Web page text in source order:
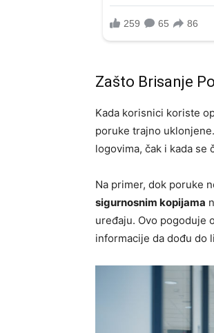
Zašto Brisanje
Kada korisnici koriste
poruke trajno
logovima, čak i kada se
Na primer, dok poruke
sigurnosnim kopijama
uređaju. Ovo pogoduje
informacije da dođu do